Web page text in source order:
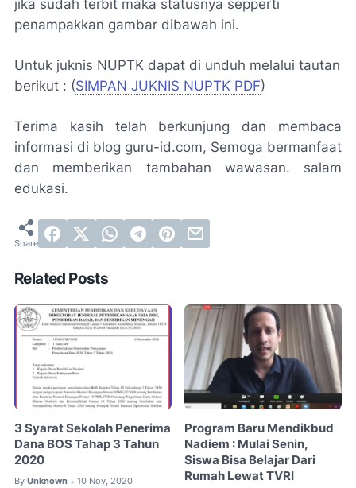
jika sudah terbit maka statusnya sepperti
penampakkan gambar dibawah ini.
Untuk juknis NUPTK dapat di unduh melalui tautan
berikut : (SIMPAN JUKNIS NUPTK PDF)
Terima kasih telah berkunjung dan membaca
informasi di blog guru-id.com, Semoga bermanfaat
dan memberikan tambahan wawasan. salam
edukasi.
Related Posts
3 Syarat Sekolah Penerima
Dana BOS Tahap 3 Tahun
2020
By Unknown • 10 Nov, 2020
Program Baru Mendikbud
Nadiem : Mulai Senin,
Siswa Bisa Belajar Dari
Rumah Lewat TVRI